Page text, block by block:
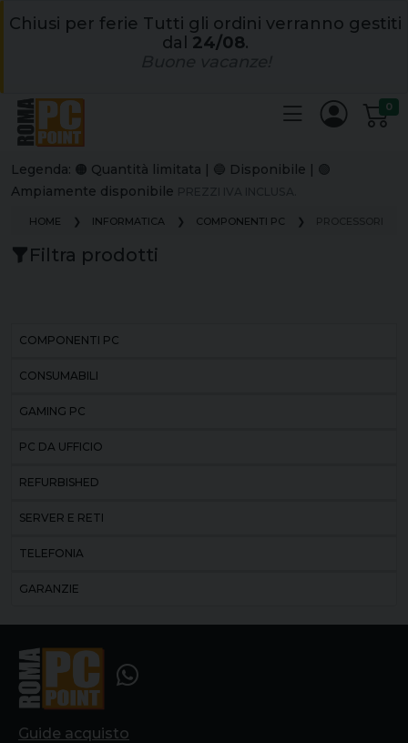
Chiusi per ferie Tutti gli ordini verranno gestiti
dal 24/08.
0
Legenda: 🟠 Quantità limitata | 🔵 Disponibile | 🟢
Ampiamente disponibile
HOME INFORMATICA COMPONENTI PC PROCESSORI
Filtra prodotti
COMPONENTI PC
CONSUMABILI
GAMING PC
PC DA UFFICIO
REFURBISHED
SERVER E RETI
TELEFONIA
GARANZIE
Guide acquisto